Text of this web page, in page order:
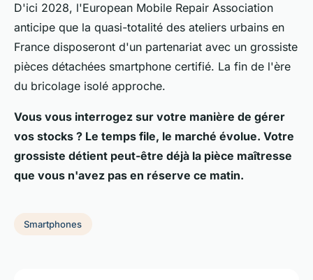
D'ici 2028, l'European Mobile Repair Association
anticipe que la quasi-totalité des ateliers urbains en
France disposeront d'un partenariat avec un grossiste
pièces détachées smartphone certifié. La fin de l'ère
du bricolage isolé approche.
Vous vous interrogez sur votre manière de gérer
vos stocks ? Le temps file, le marché évolue. Votre
grossiste détient peut-être déjà la pièce maîtresse
que vous n'avez pas en réserve ce matin.
Smartphones